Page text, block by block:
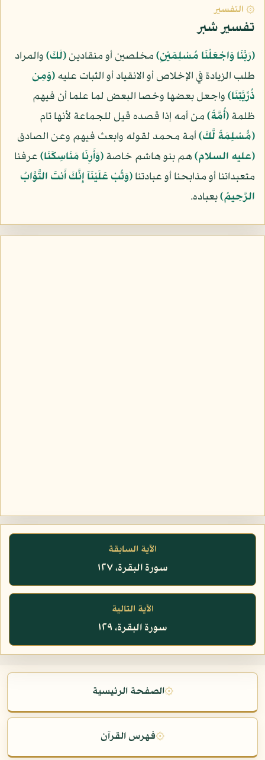
۞ التفسير
تفسير شبر
﴿رَبَّنَا وَاجْعَلْنَا مُسْلِمَيْنِ﴾مخلصين أو منقادين﴿لَكَ﴾والمراد
طلب الزيادة في الإخلاص أو الانقياد أو الثبات عليه﴿وَمِن
ذُرِّيَّتِنَا﴾واجعل بعضها وخصا البعض لما علما أن فيهم
ظلمة﴿أُمَّةً﴾من أمه إذا قصده قيل للجماعة لأنها تام
﴿مُّسْلِمَةً لَّكَ﴾أمة محمد لقوله وابعث فيهم وعن الصادق
(عليه السلام)هم بنو هاشم خاصة﴿وَأَرِنَا مَنَاسِكَنَا﴾عرفنا
متعبداتنا أو مذابحنا أو عبادتنا﴿وَتُبْ عَلَيْنَآ إِنَّكَ أَنتَ التَّوَّابُ
الرَّحِيمُ﴾بعباده.
الآية السابقة
سورة البقرة، ١٢٧
الآية التالية
سورة البقرة، ١٢٩
۞الصفحة الرئيسية
۞فهرس القرآن